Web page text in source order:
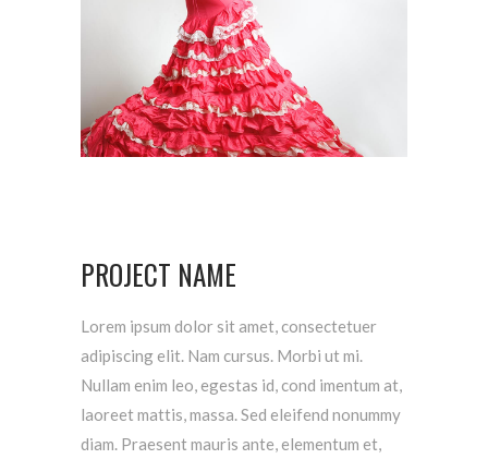
PROJECT NAME
Lorem ipsum dolor sit amet, consectetuer
adipiscing elit. Nam cursus. Morbi ut mi.
Nullam enim leo, egestas id, cond imentum at,
laoreet mattis, massa. Sed eleifend nonummy
diam. Praesent mauris ante, elementum et,